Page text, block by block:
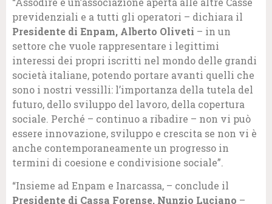
previdenziali e a tutti gli operatori – dichiara il
Presidente di Enpam, Alberto Oliveti – in un
settore che vuole rappresentare i legittimi
interessi dei propri iscritti nel mondo delle grandi
società italiane, potendo portare avanti quelli che
sono i nostri vessilli: l’importanza della tutela del
futuro, dello sviluppo del lavoro, della copertura
sociale. Perché – continuo a ribadire – non vi può
essere innovazione, sviluppo e crescita se non vi è
anche contemporaneamente un progresso in
termini di coesione e condivisione sociale”.
“Insieme ad Enpam e Inarcassa, – conclude il
Presidente di Cassa Forense, Nunzio Luciano –